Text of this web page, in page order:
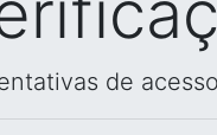
de